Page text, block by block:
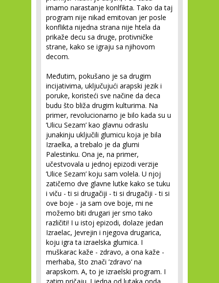
imamo narastanje konlfikta. Tako da taj
program nije nikad emitovan jer posle
konflikta nijedna strana nije htela da
prikaže decu sa druge, protivničke
strane, kako se igraju sa njihovom
decom.
Međutim, pokušano je sa drugim
incijativima, uključujući arapski jezik i
poruke, koristeći sve načine da deca
budu što bliža drugim kulturima. Na
primer, revolucionarno je bilo kada su u
’Ulicu Sezam’ kao glavnu odraslu
junakinju uključili glumicu koja je bila
Izraelka, a trebalo je da glumi
Palestinku. Ona je, na primer,
učestvovala u jednoj epizodi verzije
’Ulice Sezam’ koju sam volela. U njoj
zatičemo dve glavne lutke kako se tuku
i viču - ti si drugačiji - ti si drugačiji - ti si
ove boje - ja sam ove boje, mi ne
možemo biti drugari jer smo tako
različiti! I u istoj epizodi, dolaze jedan
Izraelac, Jevrejin i njegova drugarica,
koju igra ta izraelska glumica. I
muškarac kaže - zdravo, a ona kaže -
merhaba, što znači ’zdravo’ na
arapskom. A, to je izraelski program. I